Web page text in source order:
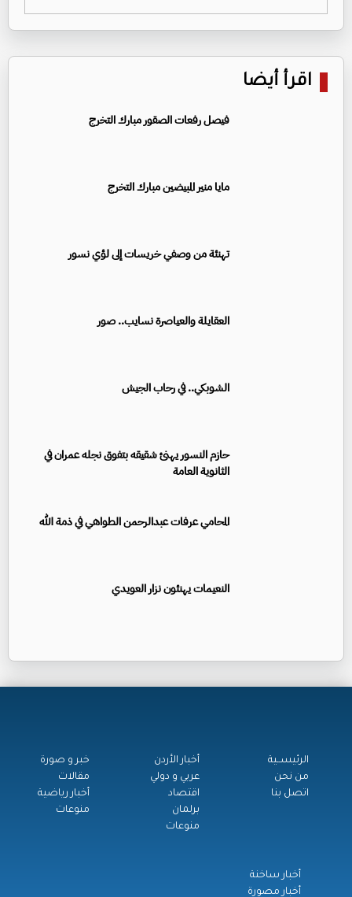
اقرأ أيضا
فيصل رفعات الصقور مبارك التخرج
مايا منير المبيضين مبارك التخرج
تهنئة من وصفي خريسات إلى لؤي نسور
العقايلة والعياصرة نسايب.. صور
الشوبكي.. في رحاب الجيش
حازم النسور يهنئ شقيقه بتفوق نجله عمران في
الثانوية العامة
المحامي عرفات عبدالرحمن الطواهي في ذمة الله
النعيمات يهنئون نزار العويدي
الرئيســية
من نحن
اتصل بنا
أخبار الأردن
عربي و دولي
اقتصاد
برلمان
منوعات
خبر و صورة
مقالات
أخبار رياضية
منوعات
أخبار ساخنة
أخبار مصورة